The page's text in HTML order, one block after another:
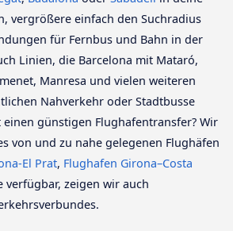
vergrößere einfach den Suchradius
für Fernbus und Bahn in der
Linien, die Barcelona mit Mataró,
Manresa und vielen weiteren
Nahverkehr oder Stadtbusse
günstigen Flughafentransfer? Wir
von und zu nahe gelegenen Flughäfen
El Prat, Flughafen Girona–Costa
verfügbar, zeigen wir auch